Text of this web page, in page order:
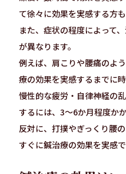
て徐々に効果を実感する方も
また、症状の程度によって
が異なります。
例えば、肩こりや腰痛のよ
療の効果を実感するまでに
慢性的な疲労・自律神経の
するには、3〜6か月程度か
反対に、打撲やぎっくり腰
すぐに鍼治療の効果を実感で